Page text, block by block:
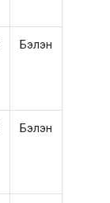
Бэлэн
Бэлэн